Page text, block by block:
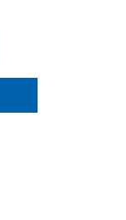
vân tay 2 mặt